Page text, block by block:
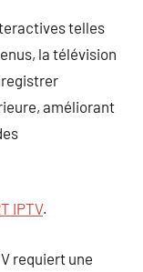
telles
la télévision
améliorant
IPTV.
requiert une